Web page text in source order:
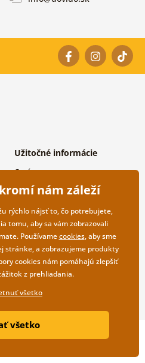
Užitočné informácie
O nás
Vernostný program
Často kladené otázky
Magazín
Kontakty
Veľkoobchodná spolupráca
© Dovido.sk.
nám záleží
rýchlo nájsť to, čo potrebujete,
tomu, aby sa vám zobrazovali
Používamecookies, aby sme
stránke, a zobrazujeme produkty
cookies nám pomáhajú zlepšiť
z prehliadania.
všetko
všetko